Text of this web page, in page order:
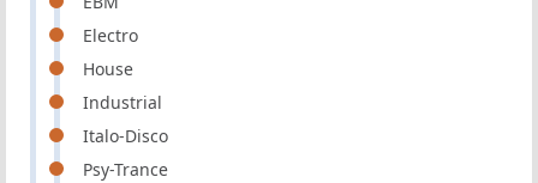
Electro
House
Industrial
Italo-Disco
Psy-Trance